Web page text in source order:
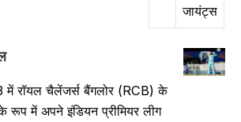
जायंट्स
में रॉयल चैलेंजर्स बैंगलोर (RCB) के
रूप में अपने इंडियन प्रीमियर लीग